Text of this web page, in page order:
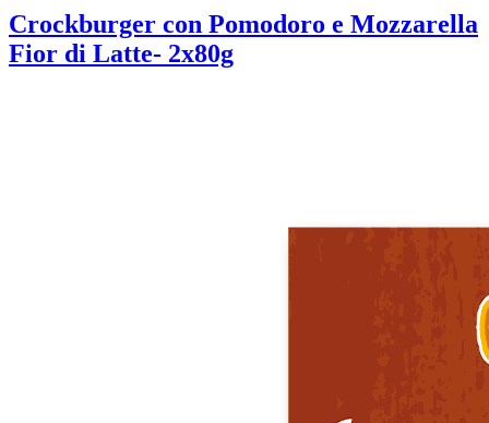
Crockburger con Pomodoro e Mozzarella
Fior di Latte- 2x80g